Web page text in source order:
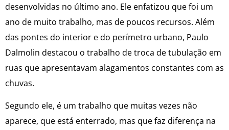
desenvolvidas no último ano. Ele enfatizou que foi um
ano de muito trabalho, mas de poucos recursos. Além
das pontes do interior e do perímetro urbano, Paulo
Dalmolin destacou o trabalho de troca de tubulação em
ruas que apresentavam alagamentos constantes com as
chuvas.
Segundo ele, é um trabalho que muitas vezes não
aparece, que está enterrado, mas que faz diferença na